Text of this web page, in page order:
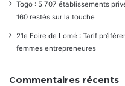
Togo : 5 707 établissements
160 restés sur la touche
21e Foire de Lomé : Tarif
femmes entrepreneures
Commentaires récents